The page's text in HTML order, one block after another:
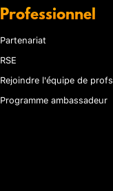
Professionnel
Partenariat
RSE
Rejoindre l'équipe de profs
Programme ambassadeur